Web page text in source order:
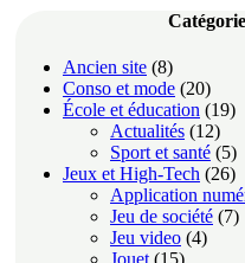
Ancien site (8)
Conso et mode (20)
École et éducation (19)
Actualités (12)
Sport et santé (5)
Jeux et High-Tech (26)
Application
Jeu de société (7)
Jeu video (4)
Jouet (15)